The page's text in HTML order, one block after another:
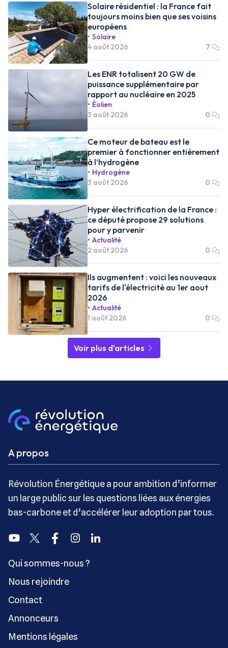
Solaire résidentiel : la France fait
toujours moins bien que ses voisins
européens
Solaire
4 août 2026
7
Les ENR totalisent 20 GW de
puissance supplémentaire par
rapport au nucléaire en 2025
Éolien
3 août 2026
0
Ce moteur de bateau est le
premier à fonctionner entièrement
à l’hydrogène
Hydrogène
3 août 2026
0
Hyper électrification de la France :
ce député propose 29 solutions
pour y parvenir
Actualité
2 août 2026
0
Ils augmentent : voici les nouveaux
tarifs de l'électricité au 1er aout
2026
Actualité
1 août 2026
0
Voir plus d'articles
A propos
Révolution Énergétique a pour ambition d’informer
un large public sur les questions liées aux énergies
bas-carbone et d’accélérer leur adoption par tous.
YoutubeTwitter FacebookInstagramLinkedin
Qui sommes-nous ?
Nous rejoindre
Contact
Annonceurs
Mentions légales